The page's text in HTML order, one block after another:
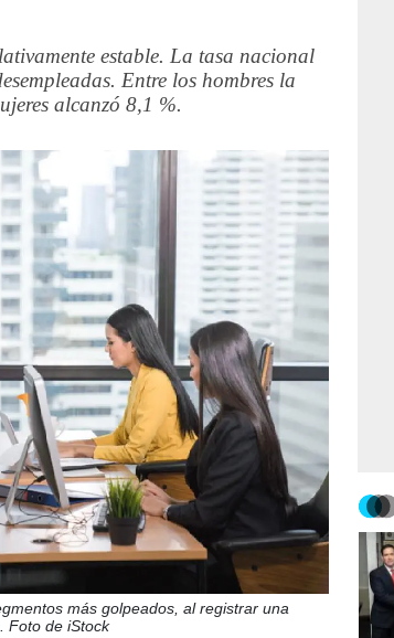
estable. La tasa nacional
Entre los hombres la
alcanzó 8,1 %.
más golpeados, al registrar una
Foto de iStock